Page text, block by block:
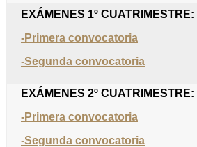
EXÁMENES 1º CUATRIMESTRE:
-Primera convocatoria
-Segunda convocatoria
EXÁMENES 2º CUATRIMESTRE:
-Primera convocatoria
-Segunda convocatoria